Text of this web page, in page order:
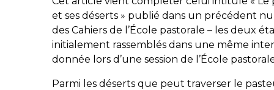
et ses déserts » publié dans un précédent
des Cahiers de l’École pastorale – les deux
initialement rassemblés dans une même
donnée lors d’une session de l’École
Parmi les déserts que peut traverser le